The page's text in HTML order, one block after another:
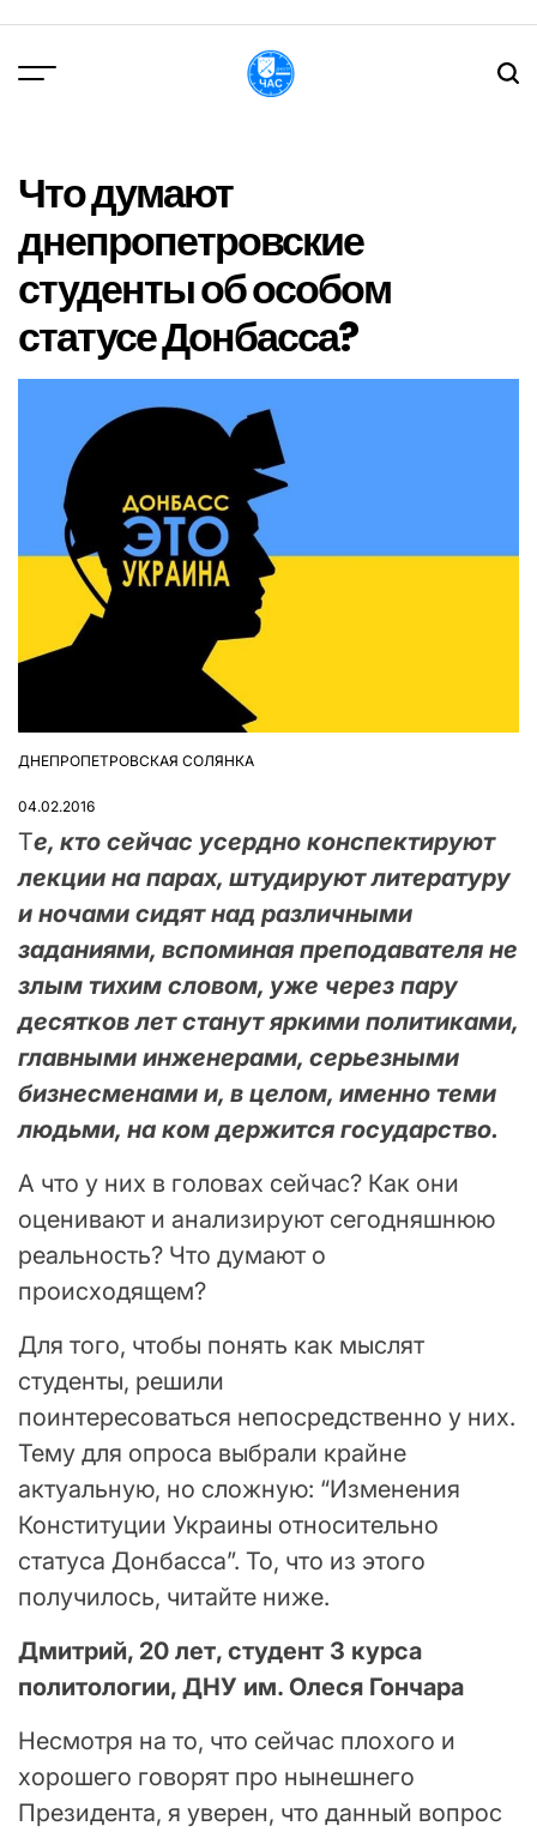
вмісту
Что думают
днепропетровские
студенты об особом
статусе Донбасса?
ОПУБЛІКУВАТИ
ДНЕПРОПЕТРОВСКАЯ СОЛЯНКА
04.02.2016
Те, кто сейчас усердно конспектируют
лекции на парах, штудируют литературу
и ночами сидят над различными
заданиями, вспоминая преподавателя не
злым тихим словом, уже через пару
десятков лет станут яркими политиками,
главными инженерами, серьезными
бизнесменами и, в целом, именно теми
людьми, на ком держится государство.
А что у них в головах сейчас? Как они
оценивают и анализируют сегодняшнюю
реальность? Что думают о
происходящем?
Для того, чтобы понять как мыслят
студенты, решили
поинтересоваться непосредственно у них.
Тему для опроса выбрали крайне
актуальную, но сложную: “Изменения
Конституции Украины относительно
статуса Донбасса”. То, что из этого
получилось, читайте ниже.
Дмитрий, 20 лет, студент 3 курса
политологии, ДНУ им. Олеся Гончара
Несмотря на то, что сейчас плохого и
хорошего говорят про нынешнего
Президента, я уверен, что данный вопрос